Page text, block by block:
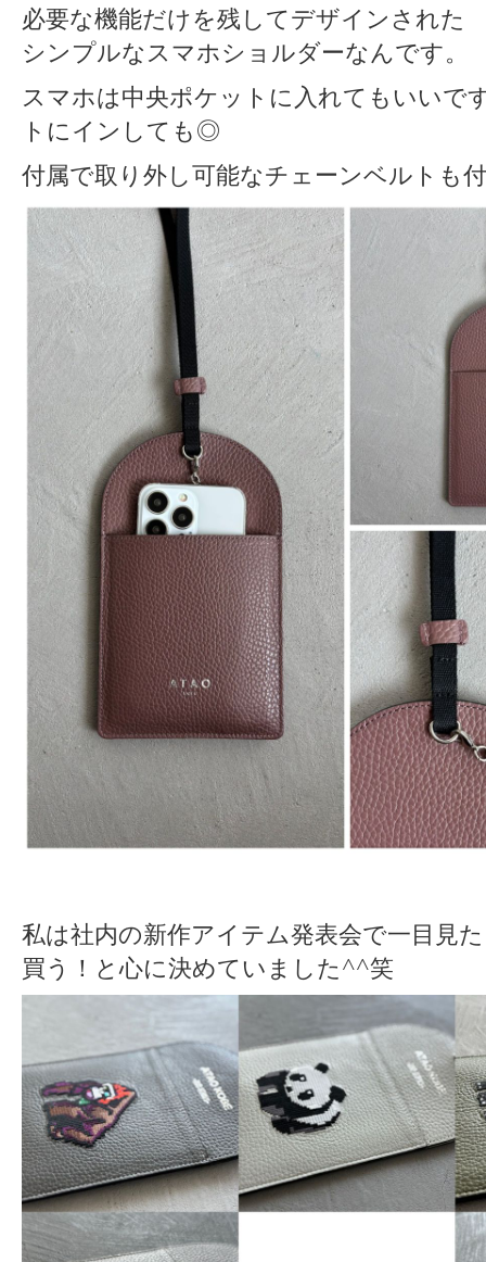
必要な機能だけを残してデザインされ
シンプルなスマホショルダーなんです。
スマホは中央ポケットに入れてもいいで
トにインしても◎
付属で取り外し可能なチェーンベルトも
私は社内の新作アイテム発表会で一目見
買う！と心に決めていました^^笑